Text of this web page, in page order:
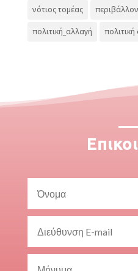
νότιος τομέας περιβάλλον
πολιτική_αλλαγή